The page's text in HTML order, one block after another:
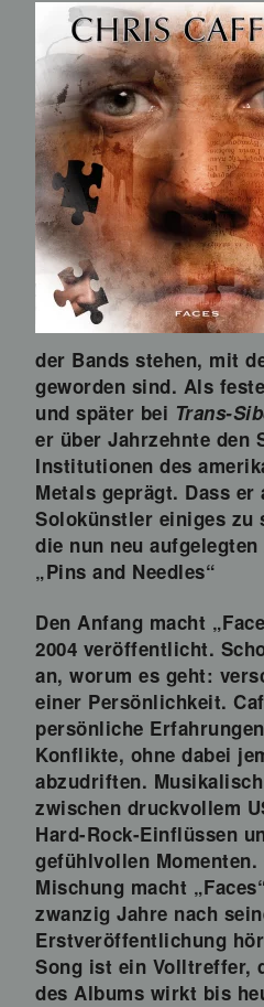
der Bands stehen, mit
geworden sind. Als
und später bei Trans-
er über Jahrzehnte den
Institutionen des
Metals geprägt. Dass er
Solokünstler einiges zu
die nun neu
„Pins and Needles“
Den Anfang macht
2004 veröffentlicht.
an, worum es geht:
einer Persönlichkeit.
persönliche
Konflikte, ohne dabei
abzudriften.
zwischen druckvollem
Hard-Rock-Einflüssen
gefühlvollen Momenten.
Mischung macht
zwanzig Jahre nach
Erstveröffentlichung
Song ist ein Volltreffer,
des Albums wirkt bis